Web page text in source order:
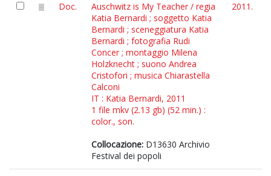
Doc.
Auschwitz is My Teacher / regia
Katia Bernardi ; soggetto Katia
Bernardi ; sceneggiatura Katia
Bernardi ; fotografia Rudi
Concer ; montaggio Milena
Holzknecht ; suono Andrea
Cristofori ; musica Chiarastella
Calconi
IT : Katia Bernardi, 2011
1 file mkv (2.13 gb) (52 min.) :
color., son.
Collocazione: D13630 Archivio
Festival dei popoli
2011.